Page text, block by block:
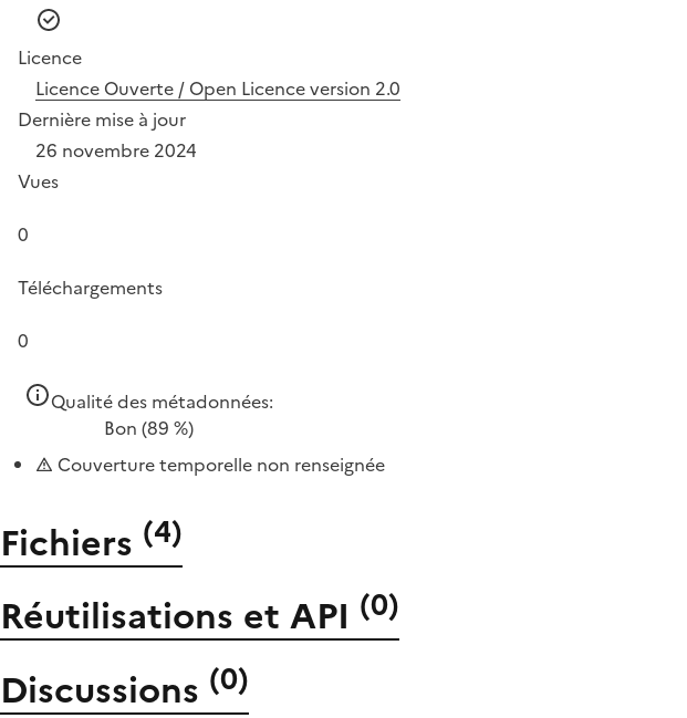
Licence
Licence Ouverte / Open Licence version 2.0
Dernière mise à jour
26 novembre 2024
Vues
0
Téléchargements
0
Qualité des métadonnées:
Bon (89 %)
Couverture temporelle non renseignée
Fichiers (4)
Réutilisations et API (0)
Discussions (0)